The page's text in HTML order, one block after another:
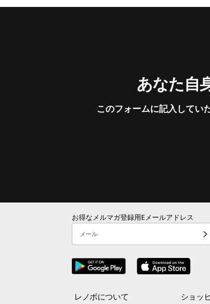
あなた自
このフォームに記入してい
お得なメルマガ登録用Eメールアドレス
メール
レノボについて ショッ